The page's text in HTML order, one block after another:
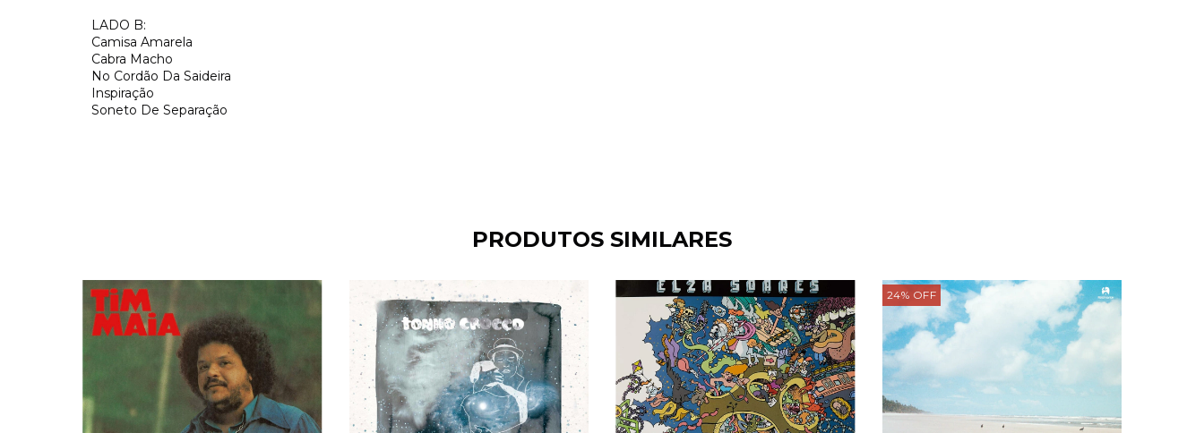
LADO B:
Camisa Amarela
Cabra Macho
No Cordão Da Saideira
Inspiração
Soneto De Separação
PRODUTOS SIMILARES
24% OFF